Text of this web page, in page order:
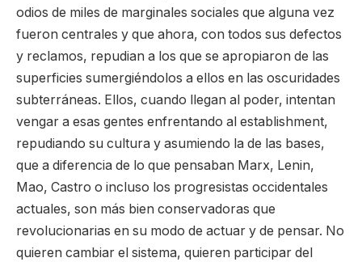
odios de miles de marginales sociales que alguna vez
fueron centrales y que ahora, con todos sus defectos
y reclamos, repudian a los que se apropiaron de las
superficies sumergiéndolos a ellos en las oscuridades
subterráneas. Ellos, cuando llegan al poder, intentan
vengar a esas gentes enfrentando al establishment,
repudiando su cultura y asumiendo la de las bases,
que a diferencia de lo que pensaban Marx, Lenin,
Mao, Castro o incluso los progresistas occidentales
actuales, son más bien conservadoras que
revolucionarias en su modo de actuar y de pensar. No
quieren cambiar el sistema, quieren participar del